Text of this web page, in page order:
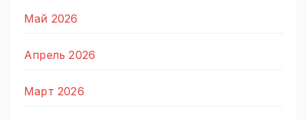
Май 2026
Апрель 2026
Март 2026